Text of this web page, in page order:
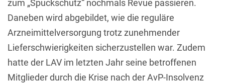
zum „Spuckschutz“ nochmals Revue passieren.
Daneben wird abgebildet, wie die reguläre
Arzneimittelversorgung trotz zunehmender
Lieferschwierigkeiten sicherzustellen war. Zudem
hatte der LAV im letzten Jahr seine betroffenen
Mitglieder durch die Krise nach der AvP-Insolvenz